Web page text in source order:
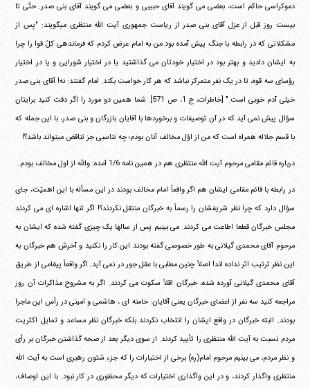
دموکراسی حاکم است، بعضی می گویند آقای حبیبی و بعضی می گویند آقای بنی صدر. حتّی تا
بیست روز قبل از عزل آقای بنی صدر از ریاست جمهوری آیت الله منتظری میگویند: "پس از
مشکلاتی که در رابطه با جنگ پیش آمده بود من به امام عرض کردم که فرماندهی کلّ قوا را چرا
به ایشان دادید و بهتر بود در اختیار خودتان می گذاشتید یا در اختیار شورایی و یا در اختیار
رؤسای سه قوه، تا در یک نفر متمرکز نباشد که هر کار خواست بکند. امام گفتند: نه! آقای بنی صدر
خیلی آدم خوبی است." [خاطرات، ج 1، ص 571]. شما همین دو مورد را اگر دقت کنید برایتان
سؤال پیش نمی آید که در آن توصیفات و برخوردها با آقایان بازرگان و بنی صدر، با این جمله که
با قسم جلاله همراه است که من از اوّل مخالف آنان بودم؛ چه تناسبی جز تناقض میتواند باشد؟!
درباره قائم مقامی مرحوم آیت الله منتظری هم در همین نامه 1/6 آمده: والله از اول مخالف بودم.
در رابطه با قائم مقامی ایشان هم اگر واقعاً امام مخالف بودند در این مسأله با این اهمیّت، جای
سؤال دارد که چرا نظر شریفشان را رسماً به خبرگان منتقل نکردند؟! اگر تنها اشاره ای می کردند
مجلس خبرگان قطعا اطاعت می کردند. می بینیم پس از سالها یک چیزی گفته شده که ایشان به
مرحوم آقای محمدی گیلانی به طور خصوصی گفته بودند این کار را نکنید و آخرش هم خبرگان به
این نظر ترتیب اثر نداده اند! اصلاً چنین مطلبی با عقل جور در نمی آید. اگر واقعاً پیغامی از طریق
آقای محمدی گیلانی آورده شده، خبرگان اقلاً سکوت می کردند. اگر به مشروح مذاکرات آن روز
مراجعه کنید سه نفر از اعضای خبرگان یعنی آقایان: خامنه ای ، هاشمی و امینی در رأس این ماجرا
بودند. البته خبرگان در واقع ایشان را انتخاب نکردند بلکه خبرگان نظر مساعد و تمایل اکثریت
مردم نسبت به آیت الله منتظری را تأیید کردند. از سوی دیگر بعد از صحه گذاشتن خبرگان بر رأی
و نظر مردم، می بینیم مرحوم امام(ره) برخی از اختیارات را که جزء شئون رهبری است به آیت الله
منتظری واگذار کردند، و در این واگذاری اختیارات که دیگر محظوری در کار نبود. با این اوصاف،